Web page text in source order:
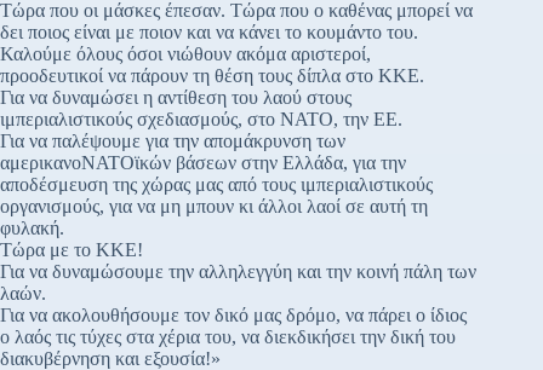
Τώρα που οι μάσκες έπεσαν. Τώρα που ο καθένας μπορεί να
δει ποιος είναι με ποιον και να κάνει το κουμάντο του.
Καλούμε όλους όσοι νιώθουν ακόμα αριστεροί,
προοδευτικοί να πάρουν τη θέση τους δίπλα στο ΚΚΕ.
Για να δυναμώσει η αντίθεση του λαού στους
ιμπεριαλιστικούς σχεδιασμούς, στο ΝΑΤΟ, την ΕΕ.
Για να παλέψουμε για την απομάκρυνση των
αμερικανοΝΑΤΟϊκών βάσεων στην Ελλάδα, για την
αποδέσμευση της χώρας μας από τους ιμπεριαλιστικούς
οργανισμούς, για να μη μπουν κι άλλοι λαοί σε αυτή τη
φυλακή.
Τώρα με το ΚΚΕ!
Για να δυναμώσουμε την αλληλεγγύη και την κοινή πάλη των
λαών.
Για να ακολουθήσουμε τον δικό μας δρόμο, να πάρει ο ίδιος
ο λαός τις τύχες στα χέρια του, να διεκδικήσει την δική του
διακυβέρνηση και εξουσία!»